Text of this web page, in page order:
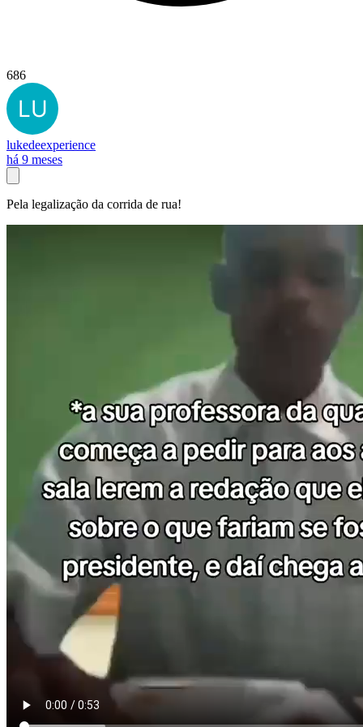
686
lukedeexperience
há 9 meses
Pela legalização da corrida de rua!